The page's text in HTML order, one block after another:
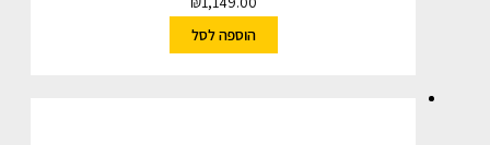
הוספה לסל